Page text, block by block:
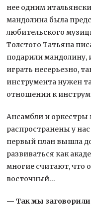
нее одним
мандолина была
любительского
Толстого Татьяна
подарили мандолину,
играть несерьезно,
инструмента нужен
отношении к
Ансамбли и
распространены у
первый план вышла
развиваться как
многие считают, что
восточный…
— Так мы